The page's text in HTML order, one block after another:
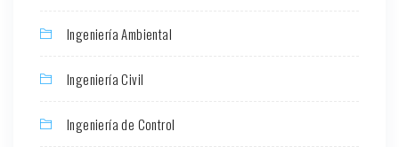
Ingeniería Ambiental
Ingeniería Civil
Ingeniería de Control